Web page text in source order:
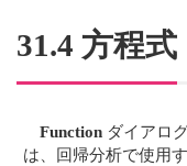
31.4 方程式
Function ダイアロ
は、回帰分析で使用